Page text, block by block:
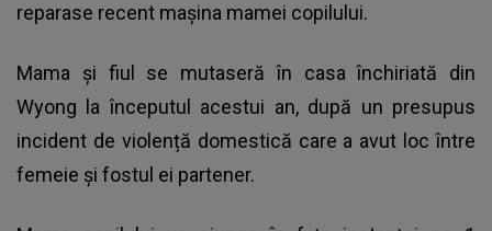
reparase recent mașina mamei copilului.
Mama și fiul se mutaseră în casa închiriată din
Wyong la începutul acestui an, după un presupus
incident de violență domestică care a avut loc între
femeie și fostul ei partener.